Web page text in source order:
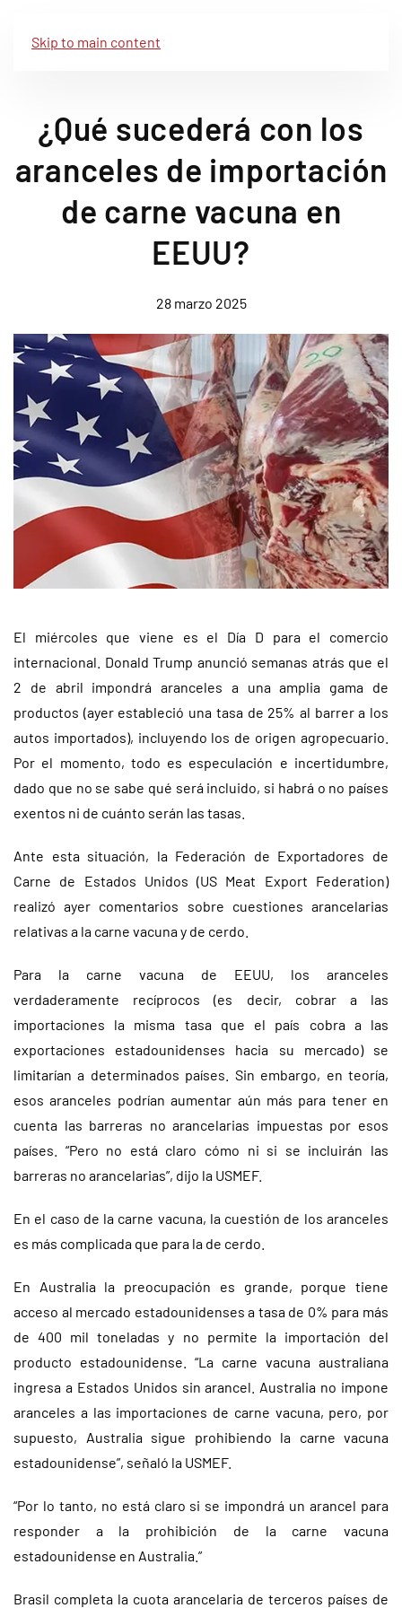
Skip to main content
¿Qué sucederá con los
aranceles de importación
de carne vacuna en
EEUU?
28 marzo 2025
El miércoles que viene es el Día D para el comercio
internacional. Donald Trump anunció semanas atrás que el
2 de abril impondrá aranceles a una amplia gama de
productos (ayer estableció una tasa de 25% al barrer a los
autos importados), incluyendo los de origen agropecuario.
Por el momento, todo es especulación e incertidumbre,
dado que no se sabe qué será incluido, si habrá o no países
exentos ni de cuánto serán las tasas.
Ante esta situación, la Federación de Exportadores de
Carne de Estados Unidos (US Meat Export Federation)
realizó ayer comentarios sobre cuestiones arancelarias
relativas a la carne vacuna y de cerdo.
Para la carne vacuna de EEUU, los aranceles
verdaderamente recíprocos (es decir, cobrar a las
importaciones la misma tasa que el país cobra a las
exportaciones estadounidenses hacia su mercado) se
limitarían a determinados países. Sin embargo, en teoría,
esos aranceles podrían aumentar aún más para tener en
cuenta las barreras no arancelarias impuestas por esos
países. “Pero no está claro cómo ni si se incluirán las
barreras no arancelarias”, dijo la USMEF.
En el caso de la carne vacuna, la cuestión de los aranceles
es más complicada que para la de cerdo.
En Australia la preocupación es grande, porque tiene
acceso al mercado estadounidenses a tasa de 0% para más
de 400 mil toneladas y no permite la importación del
producto estadounidense. “La carne vacuna australiana
ingresa a Estados Unidos sin arancel. Australia no impone
aranceles a las importaciones de carne vacuna, pero, por
supuesto, Australia sigue prohibiendo la carne vacuna
estadounidense”, señaló la USMEF.
“Por lo tanto, no está claro si se impondrá un arancel para
responder a la prohibición de la carne vacuna
estadounidense en Australia.”
Brasil completa la cuota arancelaria de terceros países de